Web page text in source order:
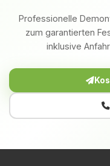
Professionelle
zum garantierten
inklusive